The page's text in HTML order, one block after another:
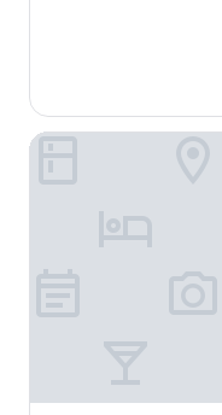
Hilton Garden Inn